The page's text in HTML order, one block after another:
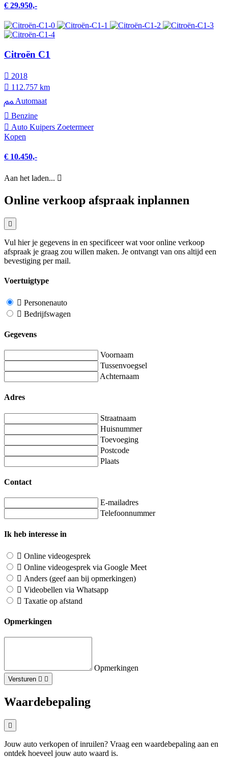
€ 29.950,-
Citroën C1
2018
112.757 km
Automaat
Benzine
Auto Kuipers Zoetermeer
Kopen
€ 10.450,-
Aan het laden...
Online verkoop afspraak inplannen
Vul hier je gegevens in en specificeer wat voor online verkoop
afspraak je graag zou willen maken. Je ontvangt van ons altijd een
bevestiging per mail.
Voertuigtype
Personenauto
Bedrijfswagen
Gegevens
Voornaam
Tussenvoegsel
Achternaam
Adres
Straatnaam
Huisnummer
Toevoeging
Postcode
Plaats
Contact
E-mailadres
Telefoonnummer
Ik heb interesse in
Online videogesprek
Online videogesprek via Google Meet
Anders (geef aan bij opmerkingen)
Videobellen via Whatsapp
Taxatie op afstand
Opmerkingen
Opmerkingen
Versturen
Waardebepaling
Jouw auto verkopen of inruilen? Vraag een waardebepaling aan en
ontdek hoeveel jouw auto waard is.